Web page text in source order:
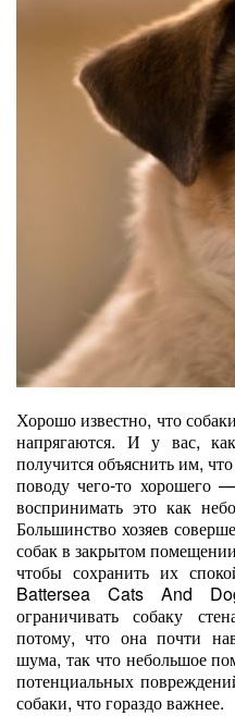
Хорошо известно, что
напрягаются. И у вас,
получится объяснить им,
поводу чего-то хорошего
воспринимать это как
Большинство хозяев
собак в закрытом
чтобы сохранить их
Battersea Cats And
ограничивать собаку
потому, что она почти
шума, так что небольшое
потенциальных
собаки, что гораздо важнее.